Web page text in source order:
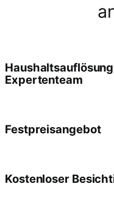
Expertenteam
Festpreisangebot
Kostenloser